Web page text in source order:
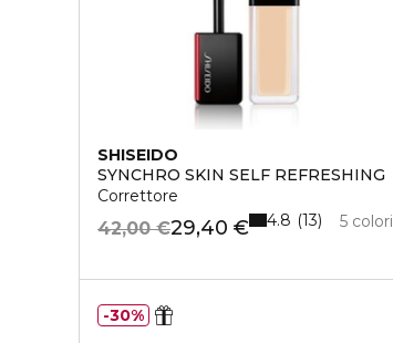
SHISEIDO
SYNCHRO SKIN SELF REFRESHING
Correttore
29,40 €
42,00 € 5 colori
4.8 13
30%